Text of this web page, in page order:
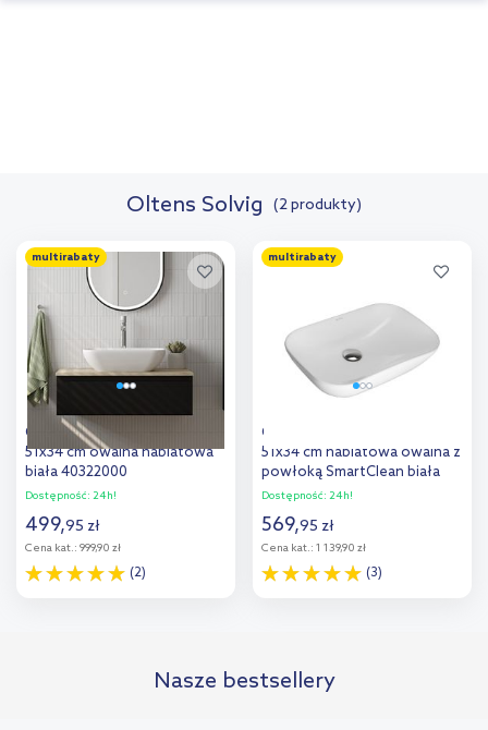
Oltens Solvig (2 produkty)
multirabaty
Oltens Solvig umywalka
51x34 cm owalna nablatowa
biała 40322000
Dostępność: 24h!
499,95 zł
Cena kat.: 999,90 zł
(2)
multirabaty
Oltens Solvig umywalka
51x34 cm nablatowa owalna z
powłoką SmartClean biała
40822000
Dostępność: 24h!
569,95 zł
Cena kat.: 1 139,90 zł
(3)
Nasze bestsellery